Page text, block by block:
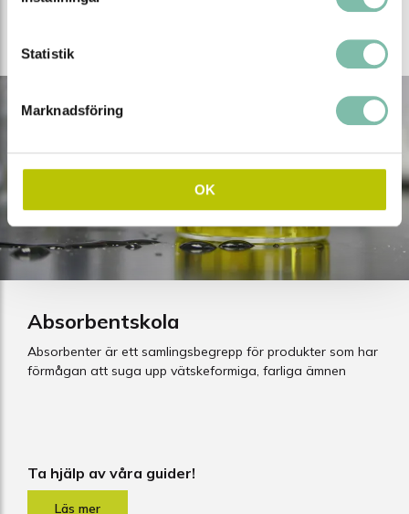
Statistik
Marknadsföring
OK
Absorbentskola
Absorbenter är ett samlingsbegrepp för produkter som har
förmågan att suga upp vätskeformiga, farliga ämnen
Ta hjälp av våra guider!